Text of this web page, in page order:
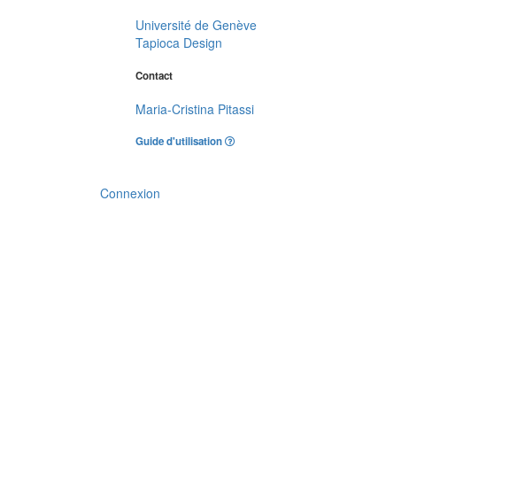
Université de Genève
Tapioca Design
Contact
Maria-Cristina Pitassi
Guide d'utilisation
Connexion